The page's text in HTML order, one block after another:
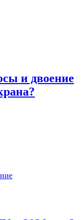
и двоение